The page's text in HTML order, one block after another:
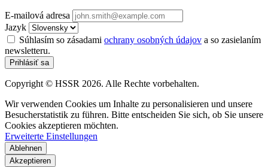
E-mailová adresa
Jazyk
Súhlasím so zásadami ochrany osobných údajov a so zasielaním
newsletteru.
Prihlásiť sa
Copyright © HSSR 2026. Alle Rechte vorbehalten.
Wir verwenden Cookies um Inhalte zu personalisieren und unsere
Besucherstatistik zu führen. Bitte entscheiden Sie sich, ob Sie unsere
Cookies akzeptieren möchten.
Erweiterte Einstellungen
Ablehnen
Akzeptieren